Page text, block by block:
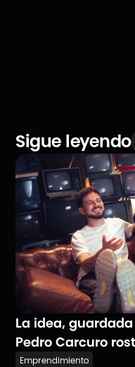
Sigue leyendo
La idea,
Pedro Carcuro
Emprendimiento